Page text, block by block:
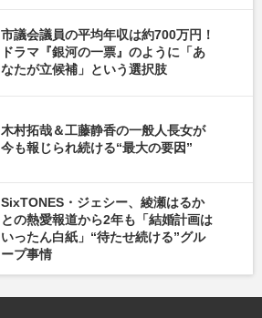
市議会議員の平均年収は約700万円！
ドラマ『銀河の一票』のように「あ
なたが立候補」という選択肢
木村拓哉＆工藤静香の一般人長女が
今も報じられ続ける“最大の要因”
SixTONES・ジェシー、綾瀬はるか
との熱愛報道から2年も「結婚計画は
いったん白紙」“待たせ続ける”グル
ープ事情